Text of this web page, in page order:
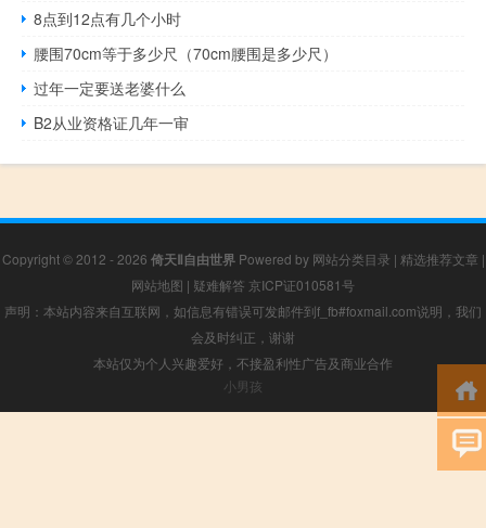
8点到12点有几个小时
腰围70cm等于多少尺（70cm腰围是多少尺）
过年一定要送老婆什么
B2从业资格证几年一审
Copyright © 2012 - 2026 倚天Ⅱ自由世界Powered by 网站分类目录 | 精选推荐文章 |
网站地图 | 疑难解答 京ICP证010581号
声明：本站内容来自互联网，如信息有错误可发邮件到f_fb#foxmail.com说明，我们
会及时纠正，谢谢
本站仅为个人兴趣爱好，不接盈利性广告及商业合作
小男孩